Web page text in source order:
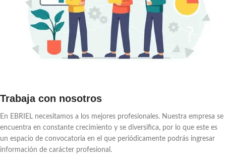
Trabaja con nosotros
En EBRIEL necesitamos a los mejores profesionales. Nuestra empresa se
encuentra en constante crecimiento y se diversifica, por lo que este es
un espacio de convocatoria en el que periódicamente podrás ingresar
información de carácter profesional.